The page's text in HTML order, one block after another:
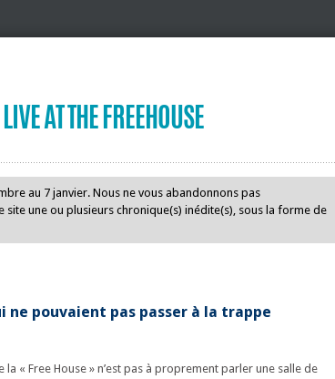
AT THE FREEHOUSE
au 7 janvier. Nous ne vous abandonnons pas
une ou plusieurs chronique(s) inédite(s), sous la forme de
ne pouvaient pas passer à la trappe
la « Free House » n’est pas à proprement parler une salle de